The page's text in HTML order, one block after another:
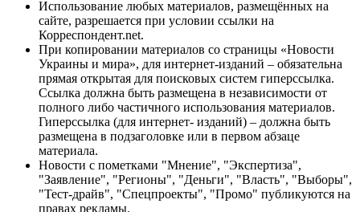
Использование любых материалов, размещённых на
сайте, разрешается при условии ссылки на
Корреспондент.net.
При копировании материалов со страницы «Новости
Украины и мира», для интернет-изданий – обязательна
прямая открытая для поисковых систем гиперссылка.
Ссылка должна быть размещена в независимости от
полного либо частичного использования материалов.
Гиперссылка (для интернет- изданий) – должна быть
размещена в подзаголовке или в первом абзаце
материала.
Новости с пометками "Мнение", "Экспертиза",
"Заявление", "Регионы", "Деньги", "Власть", "Выборы",
"Тест-драйв", "Спецпроекты", "Промо" публикуются на
правах рекламы.